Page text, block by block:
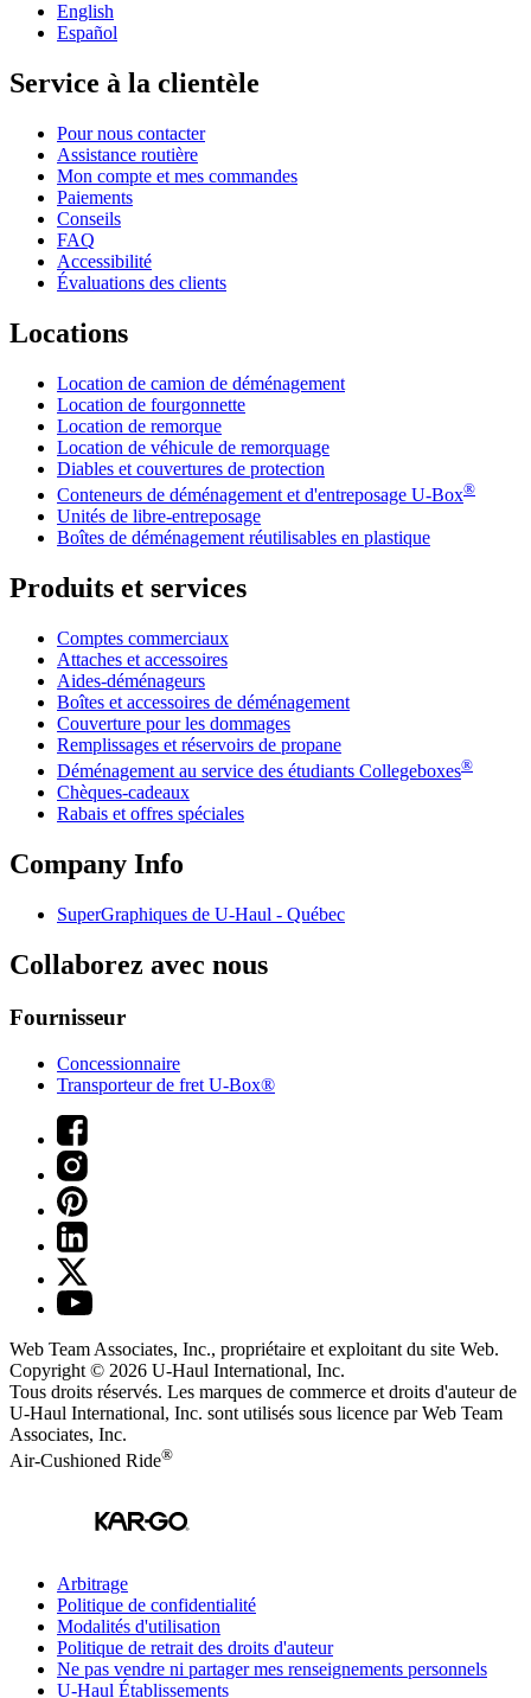
English
Español
Service à la clientèle
Pour nous contacter
Assistance routière
Mon compte et mes commandes
Paiements
Conseils
FAQ
Accessibilité
Évaluations des clients
Locations
Location de camion de déménagement
Location de fourgonnette
Location de remorque
Location de véhicule de remorquage
Diables et couvertures de protection
Conteneurs de déménagement et d'entreposage U-Box®
Unités de libre-entreposage
Boîtes de déménagement réutilisables en plastique
Produits et services
Comptes commerciaux
Attaches et accessoires
Aides-déménageurs
Boîtes et accessoires de déménagement
Couverture pour les dommages
Remplissages et réservoirs de propane
Déménagement au service des étudiants Collegeboxes®
Chèques-cadeaux
Rabais et offres spéciales
Company Info
SuperGraphiques de U-Haul - Québec
Collaborez avec nous
Fournisseur
Concessionnaire
Transporteur de fret U-Box®
Web Team Associates, Inc., propriétaire et exploitant du site Web.
Copyright © 2026 U-Haul International, Inc.
Tous droits réservés. Les marques de commerce et droits d'auteur de
U-Haul International, Inc. sont utilisés sous licence par Web Team
Associates, Inc.
Air-Cushioned Ride®
Arbitrage
Politique de confidentialité
Modalités d'utilisation
Politique de retrait des droits d'auteur
Ne pas vendre ni partager mes renseignements personnels
U-Haul Établissements